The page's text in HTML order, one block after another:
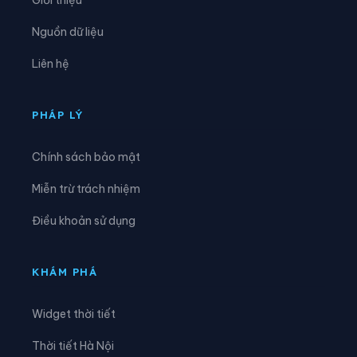
Xã Đại Đồng
Xã Hiệp Hòa
Nguồn dữ liệu
Liên hệ
PHÁP LÝ
Chính sách bảo mật
Miễn trừ trách nhiệm
Điều khoản sử dụng
KHÁM PHÁ
Widget thời tiết
Thời tiết Hà Nội